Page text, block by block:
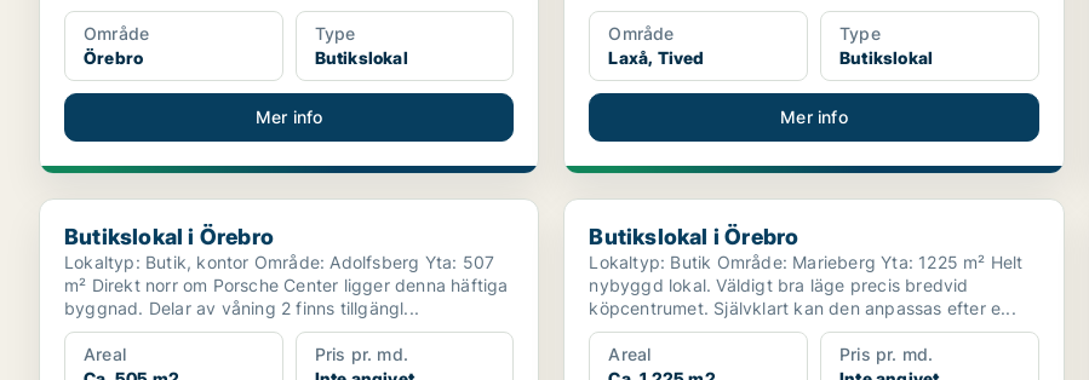
Område
Örebro
Type
Butikslokal
Mer info
Område
Laxå, Tived
Type
Butikslokal
Mer info
Butikslokal i Örebro
Butikslokal i Örebro
Lokaltyp: Butik, kontor Område: Adolfsberg Yta: 507
m² Direkt norr om Porsche Center ligger denna häftiga
byggnad. Delar av våning 2 finns tillgängl...
Areal
Pris pr. md.
Butikslokal i Örebro
Butikslokal i Örebro
Lokaltyp: Butik Område: Marieberg Yta: 1225 m² Helt
nybyggd lokal. Väldigt bra läge precis bredvid
köpcentrumet. Självklart kan den anpassas efter e...
Areal
Pris pr. md.